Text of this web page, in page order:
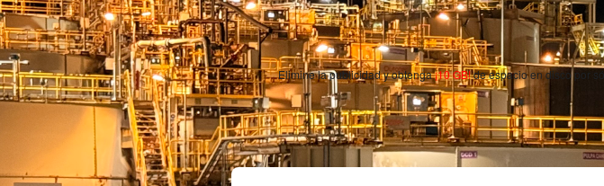
Elimine la publicidad y obtenga¡10 GB!de espacio en disco por